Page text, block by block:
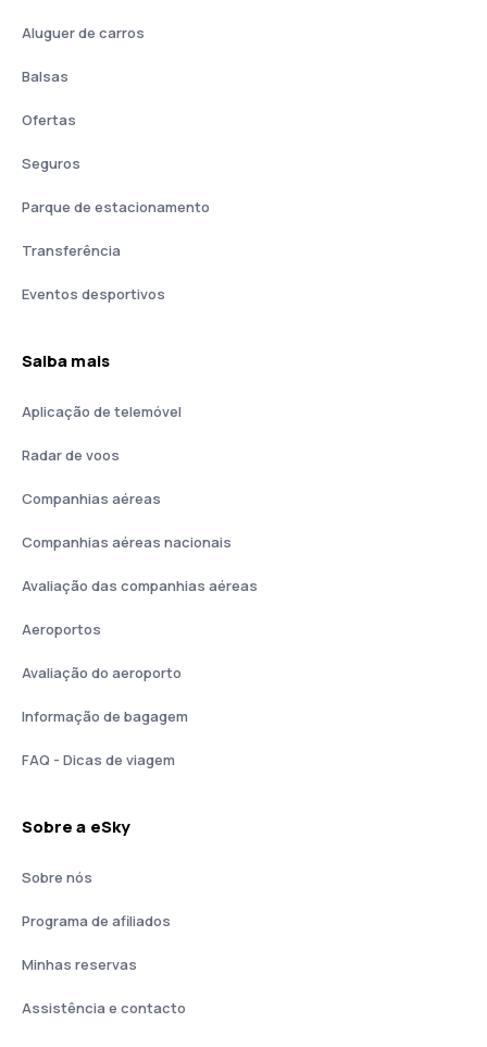
Aluguer de carros
Balsas
Ofertas
Seguros
Parque de estacionamento
Transferência
Eventos desportivos
Saiba mais
Aplicação de telemóvel
Radar de voos
Companhias aéreas
Companhias aéreas nacionais
Avaliação das companhias aéreas
Aeroportos
Avaliação do aeroporto
Informação de bagagem
FAQ - Dicas de viagem
Sobre a eSky
Sobre nós
Programa de afiliados
Minhas reservas
Assistência e contacto